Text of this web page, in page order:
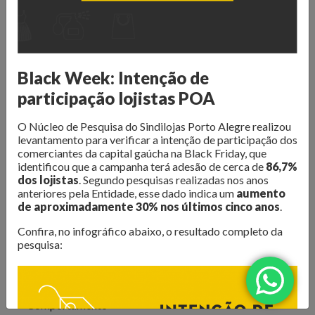
O Núcleo de Pesquisa do Sindilojas Porto Alegre realiza
resultado de vendas e comportamento do consumidor
são divulgados para que os lojistas possam organizar seus
negócios da melhor forma. Além disso, são produzidos
books com tendências e análises do mercado
inspirar os negócios em sua atualização e transformação.
Confira as publicações!
Comportamento
Black Week: Intenção de
participação lojistas POA
O Núcleo de Pesquisa do Sindilojas Porto Alegre realizou
levantamento para verificar a intenção de participação dos
comerciantes da capital gaúcha na Black Friday, que
identificou que a campanha terá adesão de cerca de 86,7%
dos lojistas. Segundo pesquisas realizadas nos anos
anteriores pela Entidade, esse dado indica um aumento
de aproximadamente 30% nos últimos cinco anos.
Confira, no infográfico abaixo, o resultado completo da
pesquisa: